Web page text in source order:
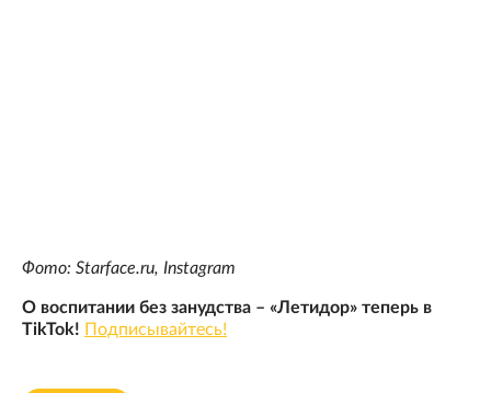
Фото: Starface.ru, Instagram
О воспитании без занудства – «Летидор» теперь в
TikTok! Подписывайтесь!